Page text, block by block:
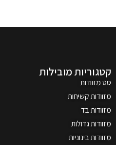
קטגוריות מובילות
סט מזוודות
מזוודות קשיחות
מזוודות בד
מזוודות גדולות
מזוודות בינוניות